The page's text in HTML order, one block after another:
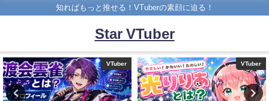
知ればもっと推せる！VTuberの素顔に迫る！
Star VTuber
VTuber VTuber